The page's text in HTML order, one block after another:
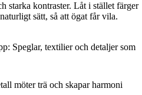
starka kontraster. Låt i stället färger
sätt, så att ögat får vila.
Speglar, textilier och detaljer som
möter trä och skapar harmoni